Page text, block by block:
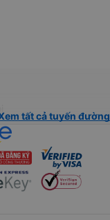
tất cả tuyến đường